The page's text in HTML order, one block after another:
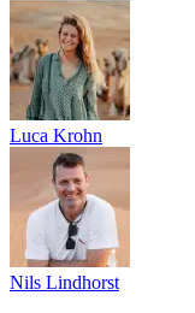
Luca Krohn
Nils Lindhorst